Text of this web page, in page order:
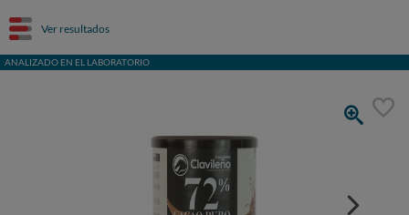
Ver resultados
ANALIZADO EN EL LABORATORIO